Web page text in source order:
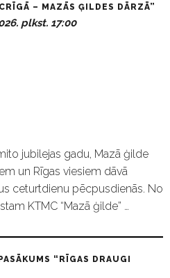
– MAZĀS ĢILDES DĀRZĀ”
plkst. 17:00
jubilejas gadu, Mazā ģilde
un Rīgas viesiem dāvā
ceturtdienu pēcpusdienās. No
KTMC “Mazā ģilde” …
“RĪGAS DRAUGI